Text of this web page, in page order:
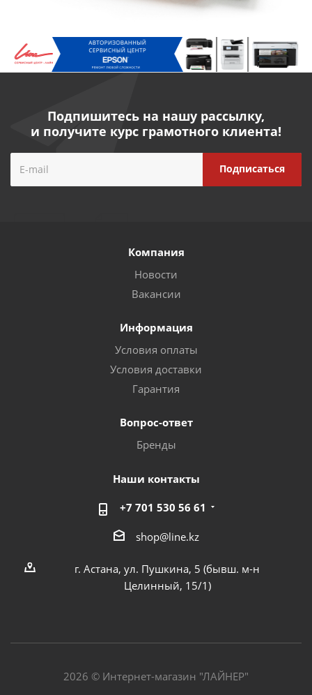
Подпишитесь на нашу рассылку,
и получите курс грамотного клиента!
Компания
Новости
Вакансии
Информация
Условия оплаты
Условия доставки
Гарантия
Вопрос-ответ
Бренды
Наши контакты
+7 701 530 56 61
shop@line.kz
г. Астана, ул. Пушкина, 5 (бывш. м-н
Целинный, 15/1)
2026 © Интернет-магазин "ЛАЙНЕР"